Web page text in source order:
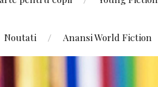
Noutati Anansi World Fiction